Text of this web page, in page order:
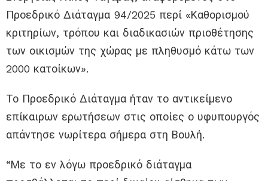
Προεδρικό Διάταγμα 94/2025 περί «Καθορισμού
κριτηρίων, τρόπου και διαδικασιών πριοθέτησης
των οικισμών της χώρας με πληθυσμό κάτω των
2000 κατοίκων».
Το Προεδρικό Διάταγμα ήταν το αντικείμενο
επίκαιρων ερωτήσεων στις οποίες ο υφυπουργός
απάντησε νωρίτερα σήμερα στη Βουλή.
“Με το εν λόγω προεδρικό διάταγμα